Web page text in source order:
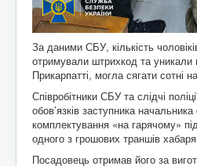
За даними СБУ, кількість
отримували штрихкод та уникали
Прикарпатті, могла сягати сотні
Співробітники СБУ та слідчі
обов’язків заступника
комплектування «на гарячому»
одного з грошових траншів
Посадовець отримав його за